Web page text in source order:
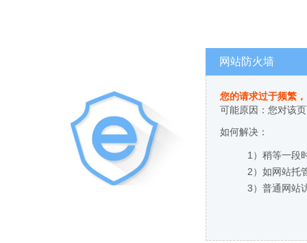
网站防火墙
您的请求过于频繁
可能原因：您对该
如何解决：
1）稍等一段
2）如网站托
3）普通网站